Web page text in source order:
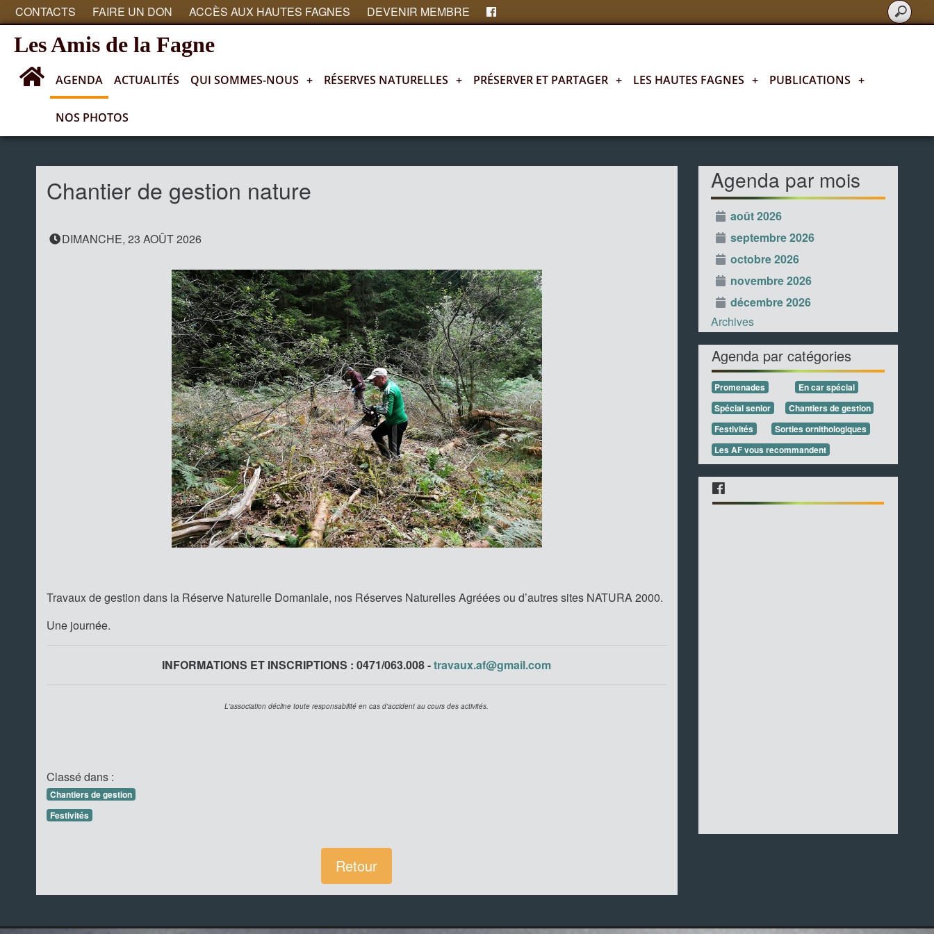
CONTACTS FAIRE UN DON ACCÈS AUX HAUTES FAGNES DEVENIR MEMBRE
Les Amis de la Fagne
AGENDA ACTUALITÉS QUI SOMMES-NOUS + RÉSERVES NATURELLES + PRÉSERVER ET PARTAGER + LES HAUTES FAGNES + PUBLICATIONS +
NOS PHOTOS
Agenda
Chantier de gestion nature
DIMANCHE, 23 AOÛT 2026
Travaux de gestion dans la Réserve Naturelle Domaniale, nos Réserves Naturelles Agréées ou d’autres sites NATURA 2000.
Une journée.
INFORMATIONS ET INSCRIPTIONS : 0471/063.008 -travaux.af@gmail.com
L'association décline toute responsabilité en cas d'accident au cours des activités.
Classé dans :
Chantiers de gestion
Festivités
Retour
Agenda par mois
août 2026
septembre 2026
octobre 2026
novembre 2026
décembre 2026
Archives
Agenda par catégories
Promenades
En car spécial
Spécial senior
Chantiers de gestion
Festivités
Sorties ornithologiques
Les AF vous recommandent